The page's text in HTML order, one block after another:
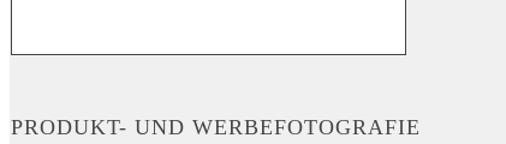
PRODUKT- UND WERBEFOTOGRAFIE